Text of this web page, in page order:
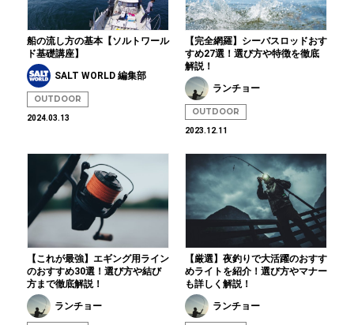
船の流し方の基本【ソルトワール
ド基礎講座】
SALT WORLD 編集部
OUTDOOR
2024.03.13
【完全網羅】シーバスロッドおす
すめ27選！選び方や特徴を徹底
解説！
ランチョー
OUTDOOR
2023.12.11
【これが最強】エギング用ライン
のおすすめ30選！選び方や結び
方まで徹底解説！
ランチョー
【厳選】夜釣りで大活躍のおすす
めライトを紹介！選び方やマナー
も詳しく解説！
ランチョー